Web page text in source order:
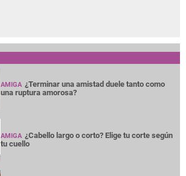
AMIGA ¿Terminar una amistad duele tanto como
una ruptura amorosa?
AMIGA ¿Cabello largo o corto? Elige tu corte según
tu cuello